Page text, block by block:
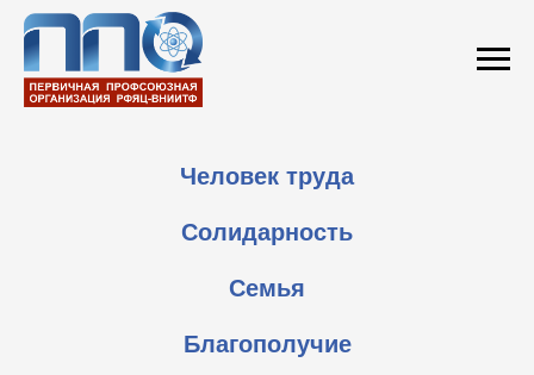
Человек труда
Солидарность
Семья
Благополучие